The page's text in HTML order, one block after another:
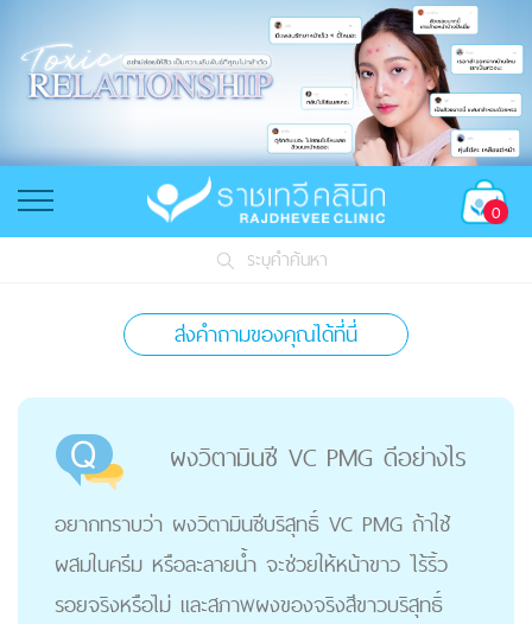
0
ระบุคำค้นหา
ส่งคำถามของคุณได้ที่นี่
ผงวิตามินซี VC PMG ดีอย่างไร
อยากทราบว่า ผงวิตามินซีบริสุทธิ์ VC PMG ถ้าใช้
ผสมในครีม หรือละลายน้ำ จะช่วยให้หน้าขาว ไร้ริ้ว
รอยจริงหรือไม่ และสภาพผงของจริงสีขาวบริสุทธิ์